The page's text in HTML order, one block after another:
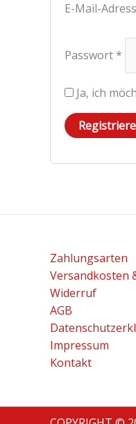
E-Mail-
Passwort *
Ja, ich
Zahlungsarten
Versandkosten
Widerruf
AGB
Impressum
Kontakt